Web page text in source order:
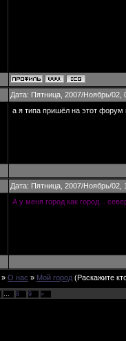
Дата: Пятница, 2007/Ноябрь/
а я типа пришёл на этот форум
Дата: Пятница, 2007/Ноябрь/
А у меня город как город...
» О нас » Мой город (Раскажите
… 8 9 »